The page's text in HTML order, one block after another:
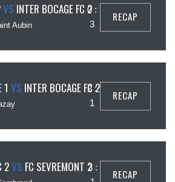
VS INTER BOCAGE FC 2
Aubin
0 :
3
RECAP
1 VS INTER BOCAGE FC 2
2 :
1
RECAP
2VS FC SEVREMONT 23 :
RECAP